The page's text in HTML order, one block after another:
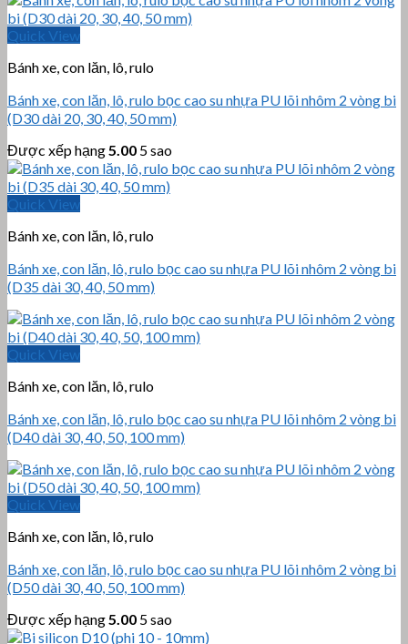
Quick View
Bánh xe, con lăn, lô, rulo
Bánh xe, con lăn, lô, rulo bọc cao su nhựa PU lõi nhôm 2 vòng bi
(D30 dài 20, 30, 40, 50 mm)
Được xếp hạng5.00 5 sao
Quick View
Bánh xe, con lăn, lô, rulo
Bánh xe, con lăn, lô, rulo bọc cao su nhựa PU lõi nhôm 2 vòng bi
(D35 dài 30, 40, 50 mm)
Quick View
Bánh xe, con lăn, lô, rulo
Bánh xe, con lăn, lô, rulo bọc cao su nhựa PU lõi nhôm 2 vòng bi
(D40 dài 30, 40, 50, 100 mm)
Quick View
Bánh xe, con lăn, lô, rulo
Bánh xe, con lăn, lô, rulo bọc cao su nhựa PU lõi nhôm 2 vòng bi
(D50 dài 30, 40, 50, 100 mm)
Được xếp hạng5.00 5 sao